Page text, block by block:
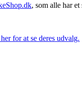
, som alle har
for at se deres udvalg.